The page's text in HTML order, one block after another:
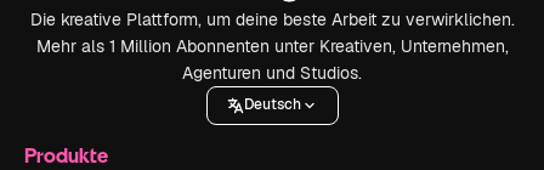
Die kreative Plattform, um deine beste Arbeit zu verwirklichen.
Mehr als 1 Million Abonnenten unter Kreativen, Unternehmen,
Agenturen und Studios.
Deutsch
Produkte